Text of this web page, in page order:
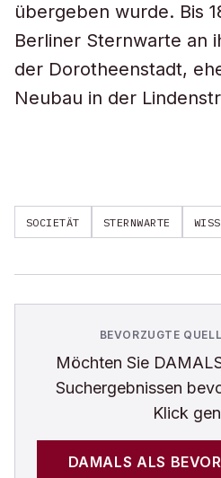
übergeben wurde. Bis
Berliner Sternwarte an
der Dorotheenstadt,
Neubau in der
SOCIETÄT STERNWARTE
BEVORZUGTE
Möchten Sie
Suchergebnissen
Klick
DAMALS ALS